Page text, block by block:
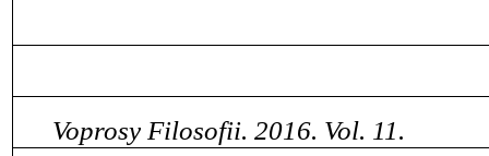
Voprosy Filosofii. 2016. Vol. 11.